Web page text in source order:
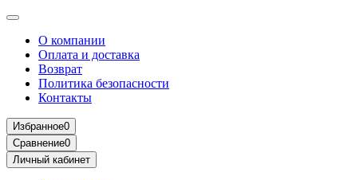
О компании
Оплата и доставка
Возврат
Политика безопасности
Контакты
Избранное0
Сравнение0
Личный кабинет